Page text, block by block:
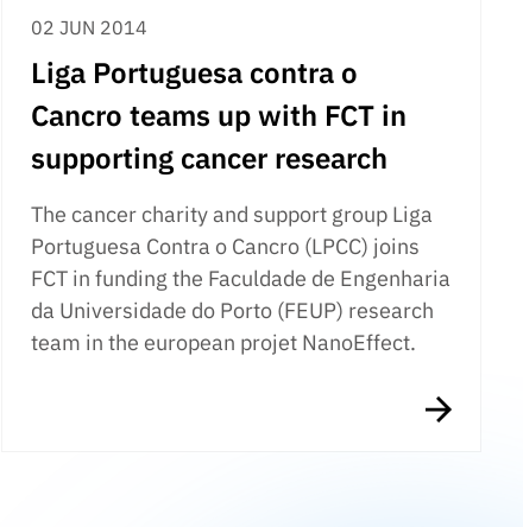
02 JUN 2014
Liga Portuguesa contra o
Cancro teams up with FCT in
supporting cancer research
The cancer charity and support group Liga
Portuguesa Contra o Cancro (LPCC) joins
FCT in funding the Faculdade de Engenharia
da Universidade do Porto (FEUP) research
team in the european projet NanoEffect.